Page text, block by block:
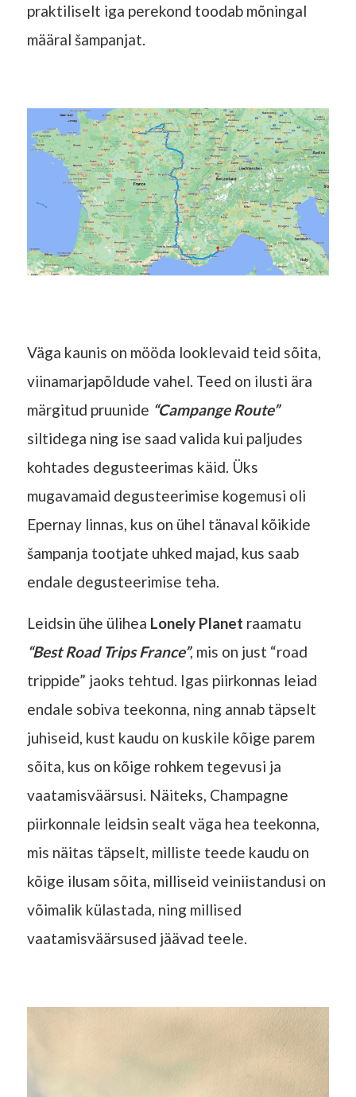
praktiliselt iga perekond toodab mõningal
määral šampanjat.
Väga kaunis on mööda looklevaid teid sõita,
viinamarjapõldude vahel. Teed on ilusti ära
märgitud pruunide “Campange Route”
siltidega ning ise saad valida kui paljudes
kohtades degusteerimas käid. Üks
mugavamaid degusteerimise kogemusi oli
Epernay linnas, kus on ühel tänaval kõikide
šampanja tootjate uhked majad, kus saab
endale degusteerimise teha.
Leidsin ühe ülihea Lonely Planet raamatu
“Best Road Trips France”, mis on just “road
trippide” jaoks tehtud. Igas piirkonnas leiad
endale sobiva teekonna, ning annab täpselt
juhiseid, kust kaudu on kuskile kõige parem
sõita, kus on kõige rohkem tegevusi ja
vaatamisväärsusi. Näiteks, Champagne
piirkonnale leidsin sealt väga hea teekonna,
mis näitas täpselt, milliste teede kaudu on
kõige ilusam sõita, milliseid veiniistandusi on
võimalik külastada, ning millised
vaatamisväärsused jäävad teele.